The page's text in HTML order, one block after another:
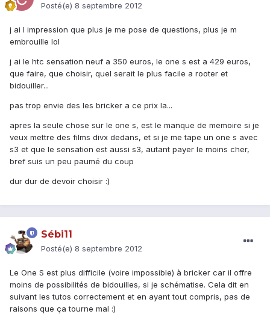
Posté(e) 8 septembre 2012
j ai l impression que plus je me pose de questions, plus je m
embrouille lol
j ai le htc sensation neuf a 350 euros, le one s est a 429 euros,
que faire, que choisir, quel serait le plus facile a rooter et
bidouiller...
pas trop envie des les bricker a ce prix la...
apres la seule chose sur le one s, est le manque de memoire si je
veux mettre des films divx dedans, et si je me tape un one s avec
s3 et que le sensation est aussi s3, autant payer le moins cher,
bref suis un peu paumé du coup
dur dur de devoir choisir :)
Sébi11
Posté(e) 8 septembre 2012
Le One S est plus difficile (voire impossible) à bricker car il offre
moins de possibilités de bidouilles, si je schématise. Cela dit en
suivant les tutos correctement et en ayant tout compris, pas de
raisons que ça tourne mal :)